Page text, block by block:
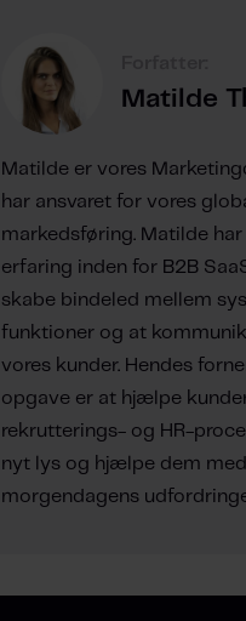
Matilde
Matilde er vores
har ansvaret for vores
markedsføring. Matilde har
erfaring inden for B2B
skabe bindeled mellem
funktioner og at
vores kunder. Hendes
opgave er at hjælpe
rekrutterings- og HR-
nyt lys og hjælpe dem
morgendagens